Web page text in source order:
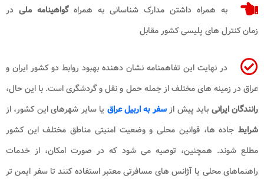
به همراه داشتن مدارک شناسانی به همراهگواهینامه ملی در
زمان کنترل‌ های پلیسی کشور مقابل
در نهایت این تفاهمنامه نشان‌ دهنده بهبود روابط دو کشور ایران و
عراق در زمینه‌ های مختلف از جمله حمل و نقل و گردشگری است. با این حال،
رانندگان ایرانی باید پیش ازسفر به اربیل عراق یا سایر شهرهای این کشور، از
شرایط جاده‌ ها، قوانین محلی و وضعیت امنیتی مناطق مختلف این کشور
مطلع شوند. همچنین، توصیه می‌ شود که در صورت امکان، از خدمات
راهنماهای محلی یا آژانس‌ های مسافرتی معتبر استفاده کنند تا سفر ایمن‌ تر